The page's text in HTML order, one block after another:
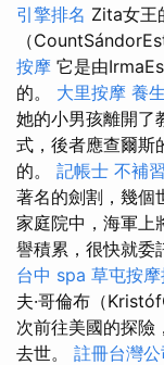
引擎排名 Zita女王
（
按摩 它是由
的。 大里按摩 養
她的小男孩離開了
式，後者應查爾斯
的。 記帳士 不補習
著名的劍割，幾個
家庭院中，海軍上
譽積累，很快就委
台中 spa 草屯按
夫·哥倫布（
次前往美國的探險
去世。 註冊台灣公